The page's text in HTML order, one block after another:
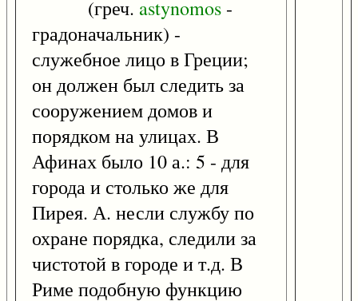
(греч. astynomos -
градоначальник) -
служебное лицо в Греции;
он должен был следить за
сооружением домов и
порядком на улицах. В
Афинах было 10 а.: 5 - для
города и столько же для
Пирея. А. несли службу по
охране порядка, следили за
чистотой в городе и т.д. В
Риме подобную функцию